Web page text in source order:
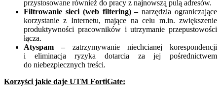
przystosowane również do pracy z najnowszą pulą adresów.
Filtrowanie sieci (web filtering) –narzędzia ograniczające
korzystanie z Internetu, mające na celu m.in. zwiększenie
produktywności pracowników i utrzymanie przepustowości
łącza.
Atyspam – zatrzymywanie niechcianej korespondencji
i eliminacja ryzyka dotarcia za jej pośrednictwem
do niebezpiecznych treści.
Korzyści jakie daje UTM FortiGate: